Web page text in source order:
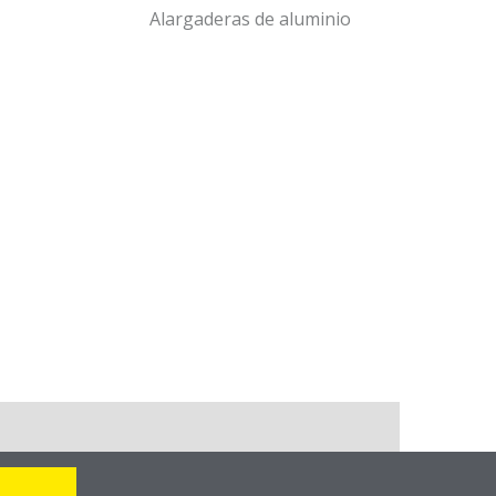
Alargaderas de aluminio